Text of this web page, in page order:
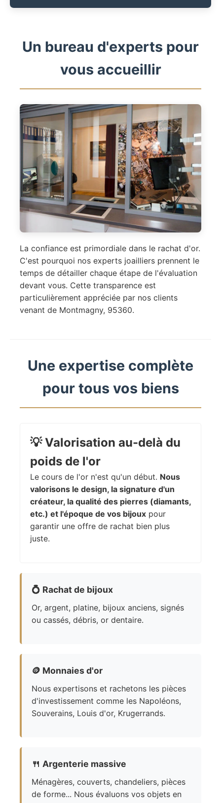
Un bureau d'experts pour
vous accueillir
La confiance est primordiale dans le rachat d'or.
C'est pourquoi nos experts joailliers prennent le
temps de détailler chaque étape de l'évaluation
devant vous. Cette transparence est
particulièrement appréciée par nos clients
venant de Montmagny, 95360.
Une expertise complète
pour tous vos biens
💡Valorisation au-delà du
poids de l'or
Le cours de l'or n'est qu'un début. Nous
valorisons le design, la signature d'un
créateur, la qualité des pierres (diamants,
etc.) et l'époque de vos bijoux pour
garantir une offre de rachat bien plus
juste.
💍 Rachat de bijoux
Or, argent, platine, bijoux anciens, signés
ou cassés, débris, or dentaire.
🪙 Monnaies d'or
Nous expertisons et rachetons les pièces
d'investissement comme les Napoléons,
Souverains, Louis d'or, Krugerrands.
🍴 Argenterie massive
Ménagères, couverts, chandeliers, pièces
de forme... Nous évaluons vos objets en